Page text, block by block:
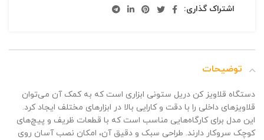
اشتراک گذاری:
توضیحات
دستگاه قلاویز کن دریل ستونی ابزاری است که به کمک آن می‌توان
قلاویزهای داخلی را با دقت و کارایی بالا در ابزارهای مختلف ایجاد کرد.
این مدل برای کارگاه‌هایی مناسب است که با قطعات ظریف و پیچ‌های
کوچک سروکار دارند. طراحی سبک و دقیق آن، امکان نصب آسان روی